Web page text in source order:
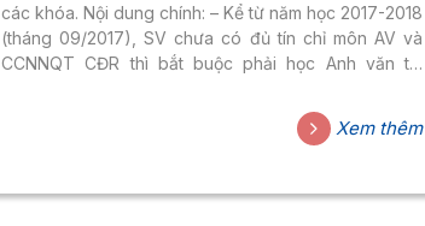
các khóa. Nội dung chính: – Kể từ năm học 2017-2018
(tháng 09/2017), SV chưa có đủ tín chỉ môn AV và
CCNNQT CĐR thì bắt buộc phải học Anh văn tại
báo được truyền thông trên
trang htttsv.hoasen.edu.vn SV có thắc mắc vui lòng
email dung.phamthi@hoasen.edu.vn. SV vui lòng đọc
Xem thêm